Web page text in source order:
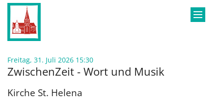
Zum Inhalt springen
Freitag, 31. Juli 2026 15:30:
ZwischenZeit - Wort und Musik
Kirche St. Helena